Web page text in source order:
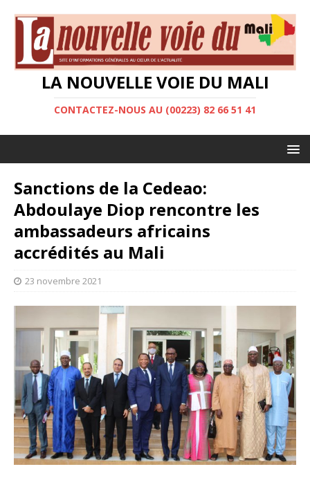
LA NOUVELLE VOIE DU MALI
CONTACTEZ-NOUS AU (00223) 82 66 51 41
Sanctions de la Cedeao:
Abdoulaye Diop rencontre les
ambassadeurs africains
accrédités au Mali
23 novembre 2021